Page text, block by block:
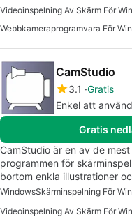
CamStudio
3.1 Gratis
Enkel att
Gratis
CamStudio är en av de
programmen för
bortom enkla illustrationer
WindowsSkärminspelning För
Videoinspelning Av Skärm För